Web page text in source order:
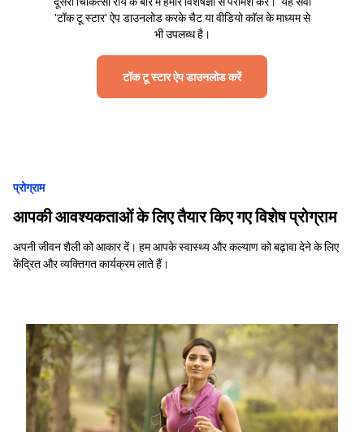
'टॉक टू स्टार' ऐप डाउनलोड करके चैट या वीडियो कॉल के माध्यम से
भी उपलब्ध है।
टॉक टू स्टार ऐप डाउनलोड करें
प्रोग्राम
आपकी आवश्यकताओं के लिए तैयार किए गए विशेष प्रोग्राम
अपनी जीवन शैली को आकार दें। हम आपके स्वास्थ्य और कल्याण को बढ़ावा देने के लिए
केंद्रित और व्यक्तिगत कार्यक्रम लाते हैं।